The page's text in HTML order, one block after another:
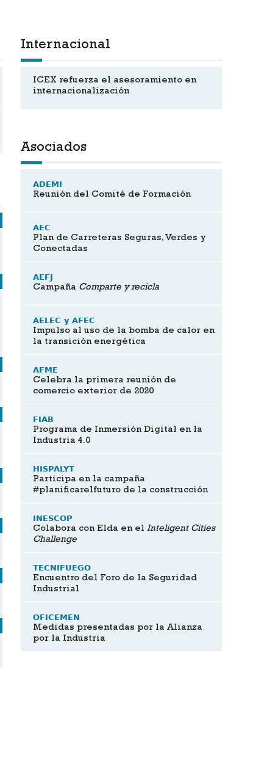
Internacional
ICEX refuerza el asesoramiento en
internacionalización
Asociados
ADEMI
Reunión del Comité de Formación
AEC
Plan de Carreteras Seguras, Verdes y
Conectadas
AEFJ
Campaña Comparte y recicla
AELEC y AFEC
Impulso al uso de la bomba de calor en
la transición energética
AFME
Celebra la primera reunión de
comercio exterior de 2020
FIAB
Programa de Inmersión Digital en la
Industria 4.0
HISPALYT
Participa en la campaña
#planificarelfuturo de la construcción
INESCOP
Colabora con Elda en el Inteligent Cities
Challenge
TECNIFUEGO
Encuentro del Foro de la Seguridad
Industrial
OFICEMEN
Medidas presentadas por la Alianza
por la Industria